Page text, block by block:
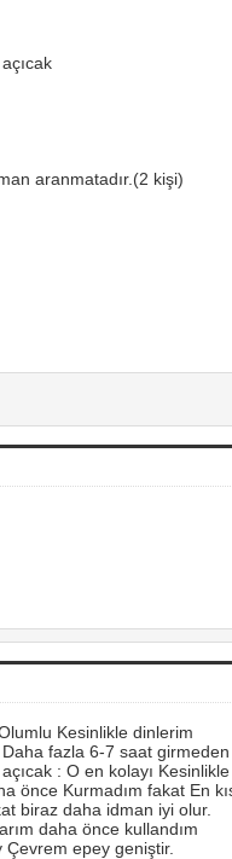
aranmatadır.(2 kişi)
Kesinlikle dinlerim
fazla 6-7 saat
: O en kolayı Kesinlikle
önce Kurmadım fakat En
biraz daha idman iyi olur.
daha önce kullandım
epey geniştir.